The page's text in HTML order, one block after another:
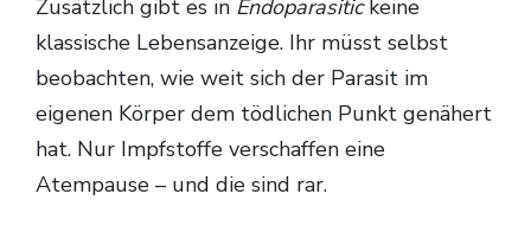
Zusätzlich gibt es in Endoparasitickeine
klassische Lebensanzeige. Ihr müsst selbst
beobachten, wie weit sich der Parasit im
eigenen Körper dem tödlichen Punkt genähert
hat. Nur Impfstoffe verschaffen eine
Atempause – und die sind rar.